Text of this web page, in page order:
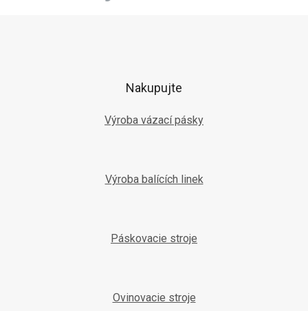
Nakupujte
Výroba vázací pásky
Výroba balících linek
Páskovacie stroje
Ovinovacie stroje